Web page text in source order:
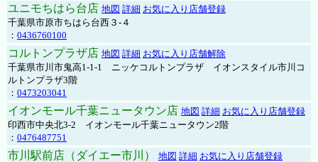
ユニモちはら台店 地図 詳細 お気に入り店舗登録
千葉県市原市ちはら台西３-４
： 0436760100
コルトンプラザ店 地図 詳細 お気に入り店舗解除
千葉県市川市鬼高1-1-1 ニッケコルトンプラザ イオンスタイル市川コ
ルトンプラザ3階
： 0473203041
イオンモール千葉ニュータウン店 地図 詳細 お気に入り店舗登録
印西市中央北3-2 イオンモール千葉ニュータウン2階
： 0476487751
市川駅前店（ダイエー市川） 地図 詳細 お気に入り店舗登録